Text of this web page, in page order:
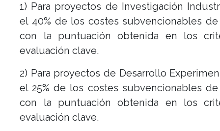
1) Para proyectos de Investigación
el 40% de los costes subvencionables
con la puntuación obtenida en los
evaluación clave.
2) Para proyectos de Desarrollo
el 25% de los costes subvencionables
con la puntuación obtenida en los
evaluación clave.